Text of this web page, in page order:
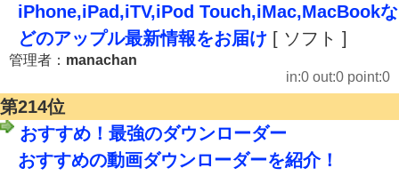
iPhone,iPad,iTV,iPod Touch,iMac,MacBookな
どのアップル最新情報をお届け [ ソフト ]
管理者： manachan
in:0 out:0 point:0
第214位
おすすめ！最強のダウンローダー
おすすめの動画ダウンローダーを紹介！